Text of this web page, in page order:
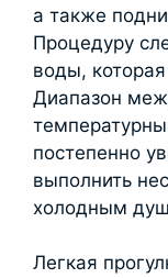
а также
Процедуру
воды,
Диапазон
постепенно
выполнить
холодным
Легкая